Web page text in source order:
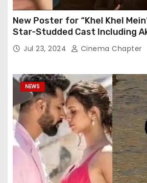
New Poster for “Khel Khel
Star-Studded Cast Including
Taapsee Pannu, Fardeen Khan,
Jul 23, 2024 Cinema Chapter
NEWS